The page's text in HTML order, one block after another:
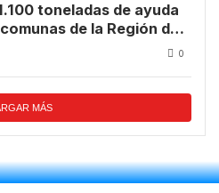
toneladas de ayuda
de la Región de
0
MÁS